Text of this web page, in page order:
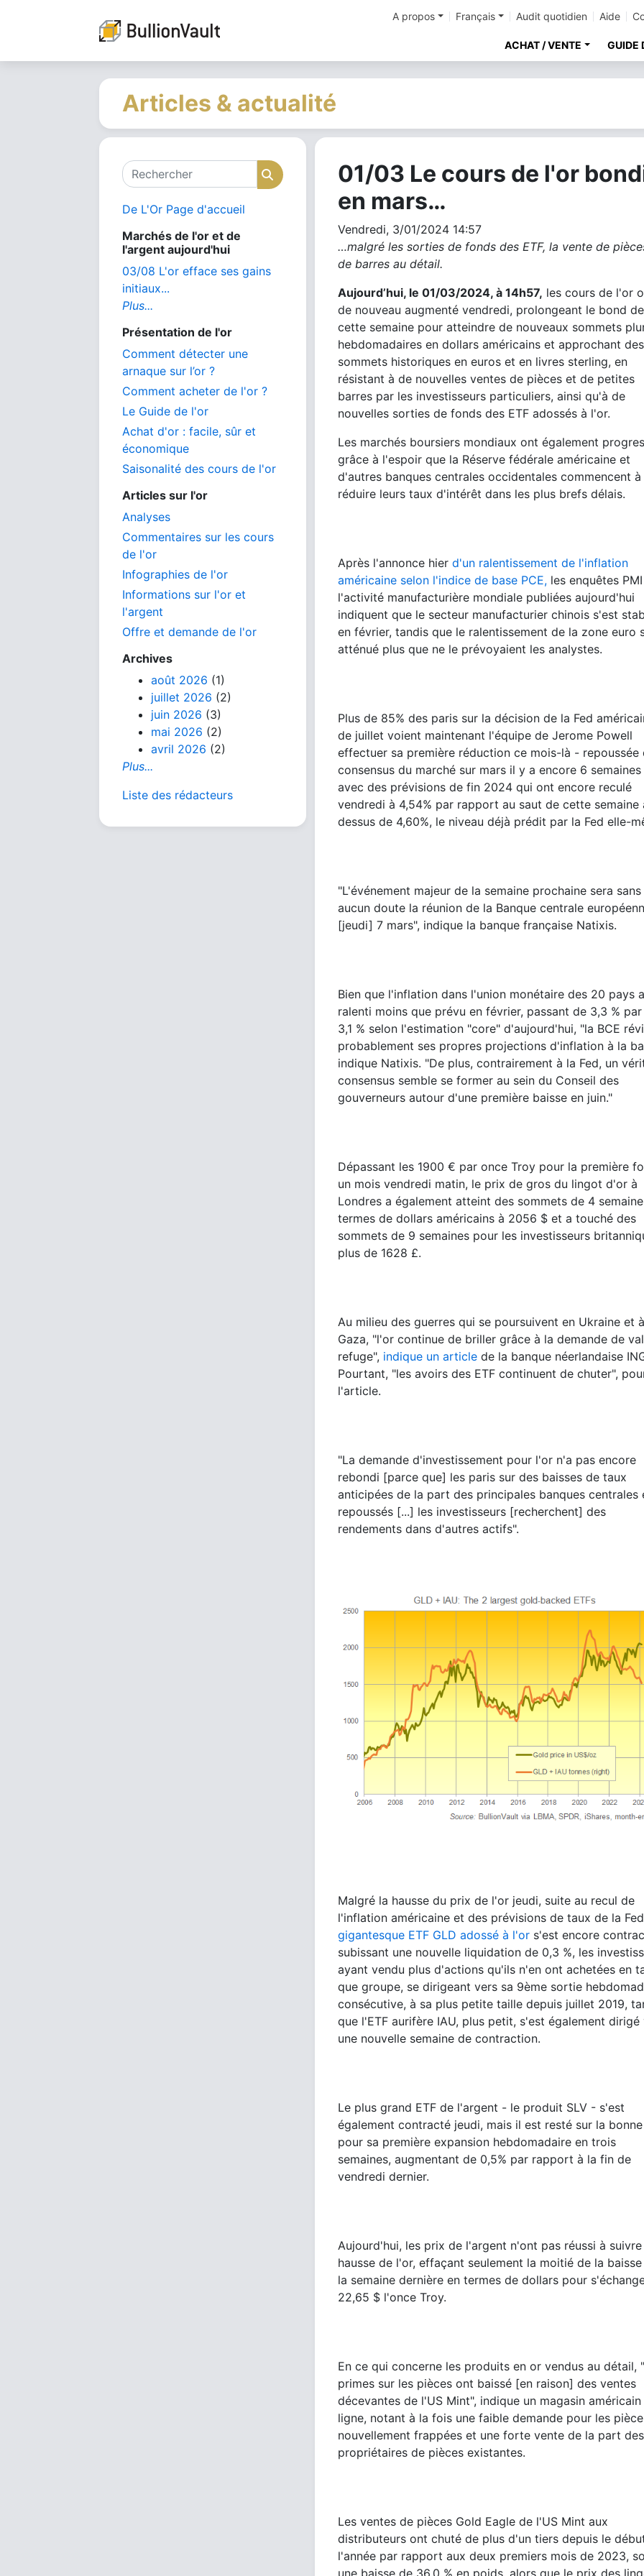
A propos Français Audit quotidien Aide
ACHAT / VENTE GUIDE
Articles & actualité
Rechercher Rechercher
De L'Or Page d'accueil
Marchés de l'or et de
l'argent aujourd'hui
03/08 L'or efface ses gains
initiaux...
Plus...
Présentation de l'or
Comment détecter une
arnaque sur l’or ?
Comment acheter de l'or ?
Le Guide de l'or
Achat d'or : facile, sûr et
économique
Saisonalité des cours de l'or
Articles sur l'or
Analyses
Commentaires sur les cours
de l'or
Infographies de l'or
Informations sur l'or et
l'argent
Offre et demande de l'or
Archives
août 2026 (1)
juillet 2026 (2)
juin 2026 (3)
mai 2026 (2)
avril 2026 (2)
Plus...
Liste des rédacteurs
01/03 Le cours de l'or
en mars…
Vendredi, 3/01/2024 14:57
…malgré les sorties de fonds des ETF, la vente de
de barres au détail.
Aujourd’hui, le 01/03/2024, à 14h57, les cours de l'or
de nouveau augmenté vendredi, prolongeant le bond de
cette semaine pour atteindre de nouveaux sommets
hebdomadaires en dollars américains et approchant des
sommets historiques en euros et en livres sterling, en
résistant à de nouvelles ventes de pièces et de petites
barres par les investisseurs particuliers, ainsi qu'à de
nouvelles sorties de fonds des ETF adossés à l'or.
Les marchés boursiers mondiaux ont également
grâce à l'espoir que la Réserve fédérale américaine et
d'autres banques centrales occidentales commencent à
réduire leurs taux d'intérêt dans les plus brefs délais.
Après l'annonce hier d'un ralentissement de l'inflation
américaine selon l'indice de base PCE, les enquêtes
l'activité manufacturière mondiale publiées aujourd'hui
indiquent que le secteur manufacturier chinois s'est
en février, tandis que le ralentissement de la zone euro
atténué plus que ne le prévoyaient les analystes.
Plus de 85% des paris sur la décision de la Fed
de juillet voient maintenant l'équipe de Jerome Powell
effectuer sa première réduction ce mois-là - repoussée
consensus du marché sur mars il y a encore 6
avec des prévisions de fin 2024 qui ont encore reculé
vendredi à 4,54% par rapport au saut de cette semaine
dessus de 4,60%, le niveau déjà prédit par la Fed elle-
"L'événement majeur de la semaine prochaine sera sans
aucun doute la réunion de la Banque centrale
[jeudi] 7 mars", indique la banque française Natixis.
Bien que l'inflation dans l'union monétaire des 20 pays
ralenti moins que prévu en février, passant de 3,3 %
3,1 % selon l'estimation "core" d'aujourd'hui, "la BCE
probablement ses propres projections d'inflation à la
indique Natixis. "De plus, contrairement à la Fed, un
consensus semble se former au sein du Conseil des
gouverneurs autour d'une première baisse en juin."
Dépassant les 1900 € par once Troy pour la première
un mois vendredi matin, le prix de gros du lingot d'or à
Londres a également atteint des sommets de 4
termes de dollars américains à 2056 $ et a touché des
sommets de 9 semaines pour les investisseurs
plus de 1628 £.
Au milieu des guerres qui se poursuivent en Ukraine et à
Gaza, "l'or continue de briller grâce à la demande de
refuge", indique un article de la banque néerlandaise
Pourtant, "les avoirs des ETF continuent de chuter",
l'article.
"La demande d'investissement pour l'or n'a pas encore
rebondi [parce que] les paris sur des baisses de taux
anticipées de la part des principales banques centrales
repoussés [...] les investisseurs [recherchent] des
rendements dans d'autres actifs".
Malgré la hausse du prix de l'or jeudi, suite au recul de
l'inflation américaine et des prévisions de taux de la
gigantesque ETF GLD adossé à l'or s'est encore
subissant une nouvelle liquidation de 0,3 %, les
ayant vendu plus d'actions qu'ils n'en ont achetées en
que groupe, se dirigeant vers sa 9ème sortie
consécutive, à sa plus petite taille depuis juillet 2019,
que l'ETF aurifère IAU, plus petit, s'est également dirigé
une nouvelle semaine de contraction.
Le plus grand ETF de l'argent - le produit SLV - s'est
également contracté jeudi, mais il est resté sur la
pour sa première expansion hebdomadaire en trois
semaines, augmentant de 0,5% par rapport à la fin de
vendredi dernier.
Aujourd'hui, les prix de l'argent n'ont pas réussi à
hausse de l'or, effaçant seulement la moitié de la
la semaine dernière en termes de dollars pour
22,65 $ l'once Troy.
En ce qui concerne les produits en or vendus au détail,
primes sur les pièces ont baissé [en raison] des ventes
décevantes de l'US Mint", indique un magasin américain
ligne, notant à la fois une faible demande pour les
nouvellement frappées et une forte vente de la part des
propriétaires de pièces existantes.
Les ventes de pièces Gold Eagle de l'US Mint aux
distributeurs ont chuté de plus d'un tiers depuis le
l'année par rapport aux deux premiers mois de 2023,